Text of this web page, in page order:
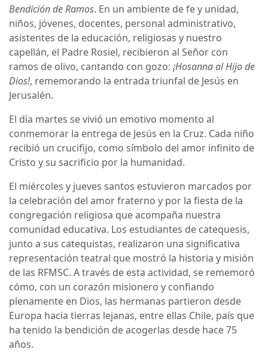
Bendición de Ramos. En un ambiente de fe y unidad,
niños, jóvenes, docentes, personal administrativo,
asistentes de la educación, religiosas y nuestro
capellán, el Padre Rosiel, recibieron al Señor con
ramos de olivo, cantando con gozo: ¡Hosanna al Hijo de
Dios!, rememorando la entrada triunfal de Jesús en
Jerusalén.
El día martes se vivió un emotivo momento al
conmemorar la entrega de Jesús en la Cruz. Cada niño
recibió un crucifijo, como símbolo del amor infinito de
Cristo y su sacrificio por la humanidad.
El miércoles y jueves santos estuvieron marcados por
la celebración del amor fraterno y por la fiesta de la
congregación religiosa que acompaña nuestra
comunidad educativa. Los estudiantes de catequesis,
junto a sus catequistas, realizaron una significativa
representación teatral que mostró la historia y misión
de las RFMSC. A través de esta actividad, se rememoró
cómo, con un corazón misionero y confiando
plenamente en Dios, las hermanas partieron desde
Europa hacia tierras lejanas, entre ellas Chile, país que
ha tenido la bendición de acogerlas desde hace 75
años.